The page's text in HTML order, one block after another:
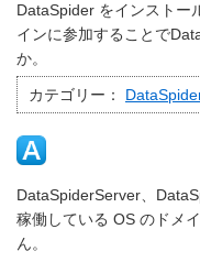
DataSpider をインストー
インに参加することで
か。
カテゴリー：
DataSpiderServer、
稼働している OS のドメ
ん。